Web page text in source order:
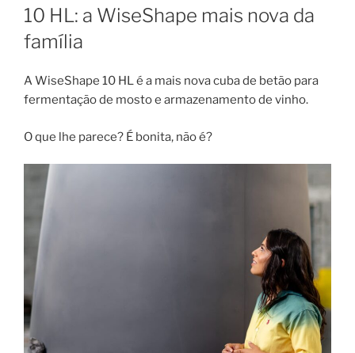
EM
10 HL: a WiseShape mais nova da
família
A WiseShape 10 HL é a mais nova cuba de betão para
fermentação de mosto e armazenamento de vinho.
O que lhe parece? É bonita, não é?